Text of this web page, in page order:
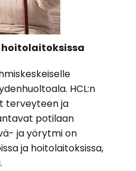
HCL:n
terveyteen ja
potilaan
ja yörytmi on
ja hoitolaitoksissa,